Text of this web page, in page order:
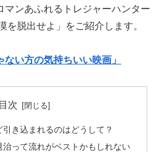
マンあふれるトレジャーハンター
を脱出せよ」をご紹介します。
い方の気持ちいい映画」
目次
き込まれるのはどうして？
って流れがベストかもしれない